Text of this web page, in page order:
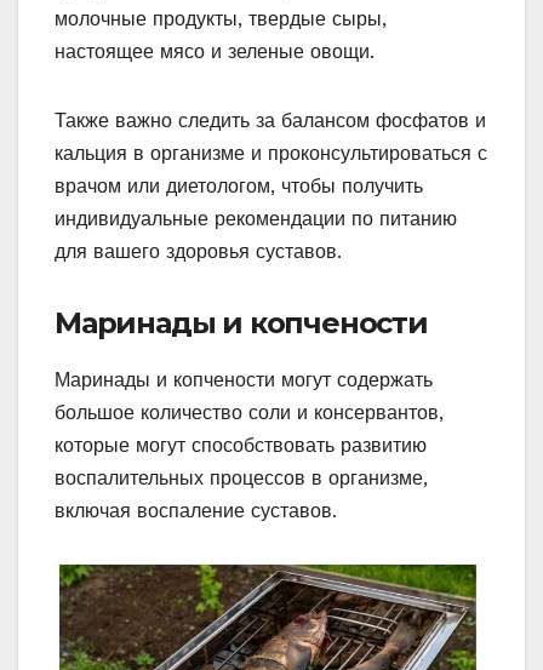
молочные продукты, твердые сыры,
настоящее мясо и зеленые овощи.
Также важно следить за балансом фосфатов и
кальция в организме и проконсультироваться с
врачом или диетологом, чтобы получить
индивидуальные рекомендации по питанию
для вашего здоровья суставов.
Маринады и копчености
Маринады и копчености могут содержать
большое количество соли и консервантов,
которые могут способствовать развитию
воспалительных процессов в организме,
включая воспаление суставов.